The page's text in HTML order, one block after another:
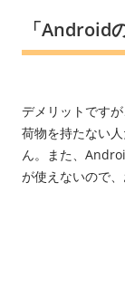
「Android
デメリットです
荷物を持たない
ん。また、
が使えないので、